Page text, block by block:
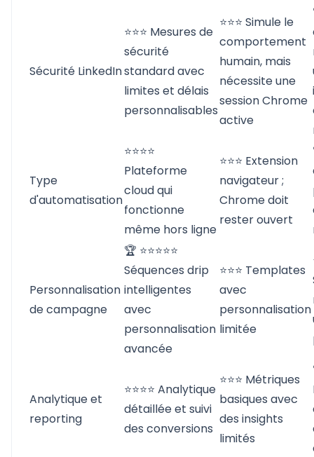
Sécurité LinkedIn
⭐⭐⭐ Mesures de
sécurité
standard avec
limites et délais
personnalisables
⭐⭐⭐ Simule le
comportement
humain, mais
nécessite une
session Chrome
active
Type
d'automatisation
⭐⭐⭐⭐
Plateforme
cloud qui
fonctionne
même hors ligne
⭐⭐⭐ Extension
navigateur ;
Chrome doit
rester ouvert
Personnalisation
de campagne
🏆 ⭐⭐⭐⭐⭐
Séquences drip
intelligentes
avec
personnalisation
avancée
⭐⭐⭐ Templates
avec
personnalisation
limitée
Analytique et
reporting
⭐⭐⭐⭐ Analytique
détaillée et suivi
des conversions
⭐⭐⭐ Métriques
basiques avec
des insights
limités